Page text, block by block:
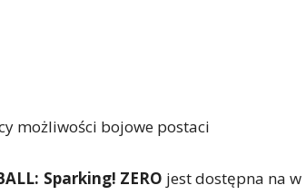
możliwości bojowe postaci
Sparking! ZERO jest dostępna na w